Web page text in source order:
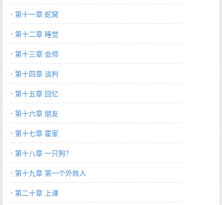
第十一章 蛇窝
第十二章 睡觉
第十三章 会师
第十四章 谈判
第十五章 回忆
第十六章 朋友
第十七章 霍家
第十八章 一只狗？
第十九章 第一个外姓人
第二十章 上课